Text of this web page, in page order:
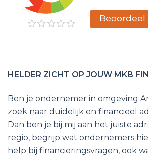
HELDER ZICHT OP JOUW MKB
Ben je ondernemer in omgeving
zoek naar duidelijk en financieel
Dan ben je bij mij aan het juiste
regio, begrijp wat ondernemers
help bij financieringsvragen, ook